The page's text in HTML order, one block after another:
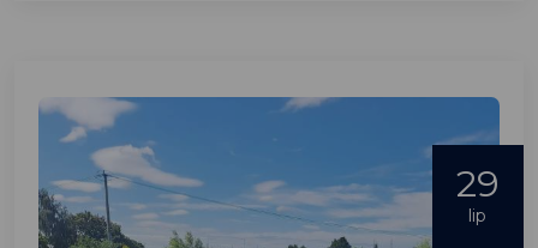
29
lip